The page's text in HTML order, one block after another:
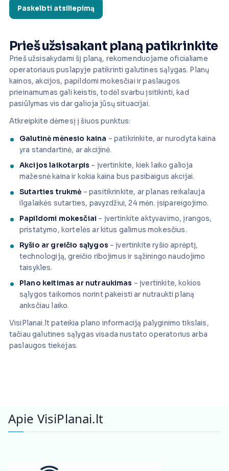
Prieš užsisakant planą patikrinkite
Prieš užsisakydami šį planą, rekomenduojame oficialiame
operatoriaus puslapyje patikrinti galutines sąlygas. Planų
kainos, akcijos, papildomi mokesčiai ir paslaugos
prieinamumas gali keistis, todėl svarbu įsitikinti, kad
pasiūlymas vis dar galioja jūsų situacijai.
Atkreipkite dėmesį į šiuos punktus:
Galutinė mėnesio kaina – patikrinkite, ar nurodyta kaina
yra standartinė, ar akcijinė.
Akcijos laikotarpis – įvertinkite, kiek laiko galioja
mažesnė kaina ir kokia kaina bus pasibaigus akcijai.
Sutarties trukmė – pasitikrinkite, ar planas reikalauja
ilgalaikės sutarties, pavyzdžiui, 24 mėn. įsipareigojimo.
Papildomi mokesčiai – įvertinkite aktyvavimo, įrangos,
pristatymo, kortelės ar kitus galimus mokesčius.
Ryšio ar greičio sąlygos – įvertinkite ryšio aprėptį,
technologiją, greičio ribojimus ir sąžiningo naudojimo
taisykles.
Plano keitimas ar nutraukimas – įvertinkite, kokios
sąlygos taikomos norint pakeisti ar nutraukti planą
anksčiau laiko.
VisiPlanai.lt pateikia plano informaciją palyginimo tikslais,
tačiau galutines sąlygas visada nustato operatorius arba
paslaugos tiekėjas.
Apie VisiPlanai.lt